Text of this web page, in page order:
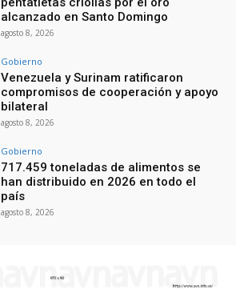
alcanzado en Santo Domingo
agosto 8, 2026
Gobierno
Venezuela y Surinam ratificaron
compromisos de cooperación y apoyo
bilateral
agosto 8, 2026
Gobierno
717.459 toneladas de alimentos se
han distribuido en 2026 en todo el
país
agosto 8, 2026